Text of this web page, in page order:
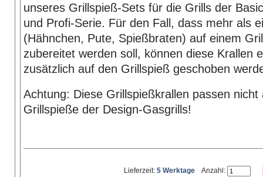
unseres Grillspieß-Sets für die Grills der
und Profi-Serie. Für den Fall, dass mehr als
(Hähnchen, Pute, Spießbraten) auf einem
zubereitet werden soll, können diese Krallen
zusätzlich auf den Grillspieß geschoben
Achtung: Diese Grillspießkrallen passen nicht
Grillspieße der Design-Gasgrills!
Lieferzeit: 5 Werktage Anzahl: